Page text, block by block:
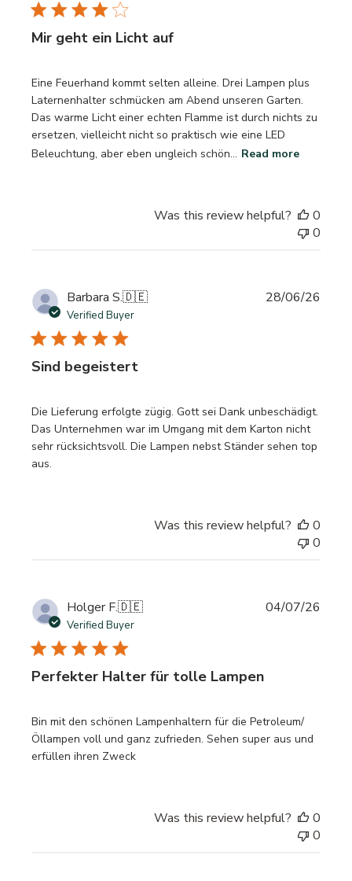
Mir geht ein Licht auf
Eine Feuerhand kommt selten alleine. Drei Lampen plus
Laternenhalter schmücken am Abend unseren Garten.
Das warme Licht einer echten Flamme ist durch nichts zu
ersetzen, vielleicht nicht so praktisch wie eine LED
Beleuchtung, aber eben ungleich schön... Read more
Was this review helpful?
0
0
Barbara S.🇩🇪
Verified Buyer
Sind begeistert
Die Lieferung erfolgte zügig. Gott sei Dank unbeschädigt.
Das Unternehmen war im Umgang mit dem Karton nicht
sehr rücksichtsvoll. Die Lampen nebst Ständer sehen top
aus.
28/06/26
Was this review helpful?
0
0
Holger F.🇩🇪
Verified Buyer
Perfekter Halter für tolle Lampen
Bin mit den schönen Lampenhaltern für die Petroleum/
Öllampen voll und ganz zufrieden. Sehen super aus und
erfüllen ihren Zweck
04/07/26
Was this review helpful?
0
0